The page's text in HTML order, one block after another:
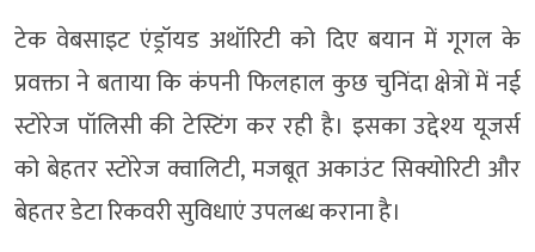
टेक वेबसाइट एंड्रॉयड अथॉरिटी को दिए बयान में गूगल के
प्रवक्ता ने बताया कि कंपनी फिलहाल कुछ चुनिंदा क्षेत्रों में नई
स्टोरेज पॉलिसी की टेस्टिंग कर रही है। इसका उद्देश्य यूजर्स
को बेहतर स्टोरेज क्वालिटी, मजबूत अकाउंट सिक्योरिटी और
बेहतर डेटा रिकवरी सुविधाएं उपलब्ध कराना है।